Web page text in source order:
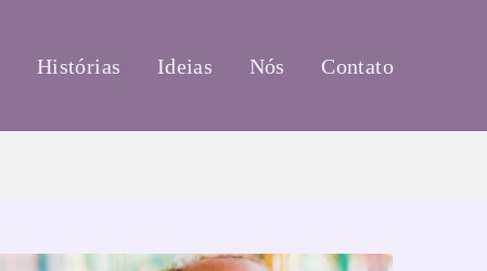
Histórias Ideias Nós Contato